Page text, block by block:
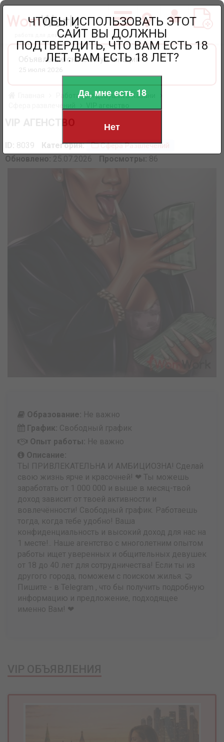
работа для девушек
Объявление снято с публикации
25 июля 2026
Работа для девушек в Казани
ID: 8039 Категория: Сфера Развлечений
Обновлено: 25.07.2026 Просмотры: 86
Образование: Не важно
График: Свободный график
Опыт работы: Не важно
Описание:
ТЫ ПРИВЛЕКАТЕЛЬНА И АМБИЦИОЗНА! Сделай
свою жизнь ярче и красочней! ❤ Ты можешь
заработать от 1 000 000 и выше в месяц-твой
доход зависит от твоей активности и
вовлечённости! Свободный график. Работаешь
тогда, когда тебе удобно! Ваша
конфиденциальность и высокий доход для нас на
1 месте!.. Наше агентство с многолетним опытом
работы ищет уверенных и общительных девушек
от 18 до 40 лет для сотрудничества! Если ты из
другого города, поможем с поиском жилья. 🤝
Пишите - в Telegram , что бы получить подробную
информацию и предложение, подходящее
именно Вам! ❤
ЧТОБЫ ИСПОЛЬЗОВАТЬ ЭТОТ
САЙТ ВЫ ДОЛЖНЫ
ПОДТВЕРДИТЬ, ЧТО ВАМ ЕСТЬ 18
ЛЕТ. ВАМ ЕСТЬ 18 ЛЕТ?
Да, мне есть 18
Нет